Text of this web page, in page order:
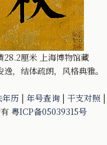
28.2厘米 上海博物馆藏
，结体疏朗，风格典雅。
年历 | 年号查询 | 干支对照
粤ICP备05039315号